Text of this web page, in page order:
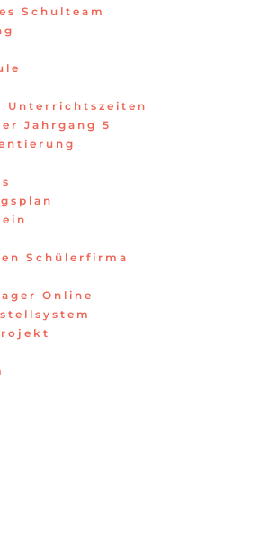
Schulteam
Unterrichtszeiten
Jahrgang 5
Schülerfirma
Online